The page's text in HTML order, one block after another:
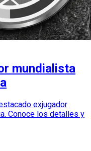
mundialista
exjugador
Conoce los detalles y